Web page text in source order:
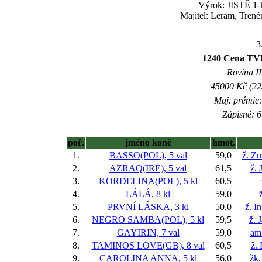
Výrok: JISTĚ 1-
Majitel: Leram,
1240 Cena
Rovina
45000 Kč
Maj.
Zápisné:
poř. jméno koně
hmot.
1.
BASSO(POL), 5 val 59,0
ž.
2.
AZRAQ(IRE), 5 val 61,5
ž.
3.
KORDELINA(POL), 5 kl 60,5
4.
LÁLÁ, 8 kl 59,0
5.
PRVNÍ LÁSKA, 3 kl 50,0
ž.
6.
NEGRO SAMBA(POL), 5 kl 59,5
ž.
7.
GAYIRIN, 7 val 59,0
8.
TAMINOS LOVE(GB), 8 val 60,5
ž.
9.
CAROLINA ANNA, 5 kl 56,0